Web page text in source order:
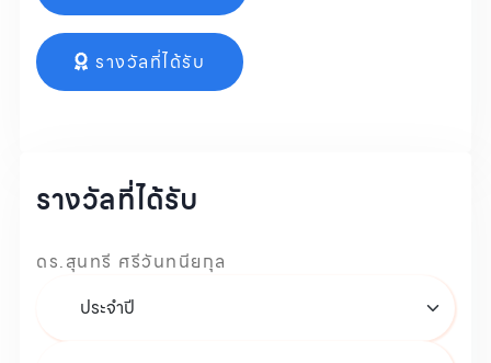
รางวัลที่ได้รับ
รางวัลที่ได้รับ
ดร.สุนทรี ศรีวันทนียกุล